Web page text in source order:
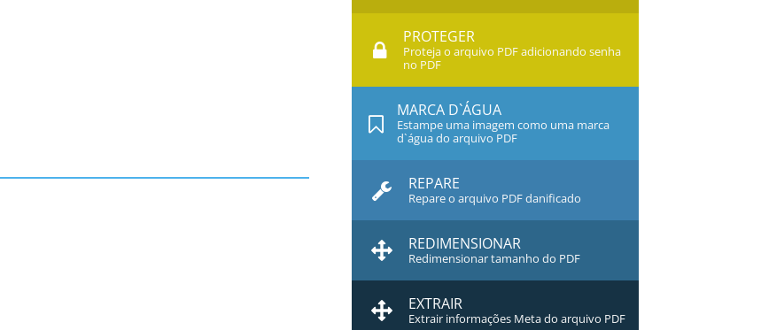
PROTEGER
Proteja o arquivo PDF adicionando senha
no PDF
MARCA D`ÁGUA
Estampe uma imagem como uma marca
d`água do arquivo PDF
REPARE
Repare o arquivo PDF danificado
REDIMENSIONAR
Redimensionar tamanho do PDF
EXTRAIR
Extrair informações Meta do arquivo PDF